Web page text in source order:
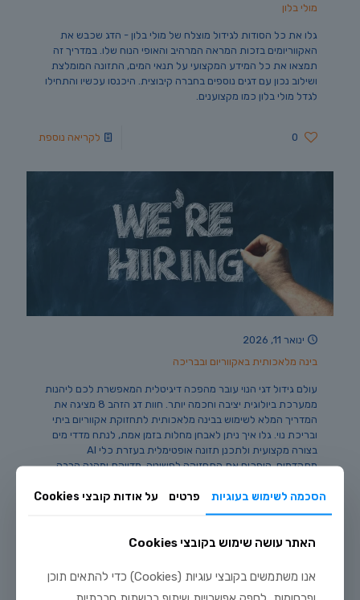
מולי בלון
גלו את כל הסודות לגידול מוצלח של מולי בלון - הדג שכבש את
האקווריומים בזכות המראה המרהיב והאופי הנוח שלו. במדריך זה
תמצאו את כל המידע המקצועי על תנאי המים, התזונה המומלצת
ושילוב נכון עם דגים נוספים בחברה קיבוצית. היכנסו עכשיו והתחילו
לגדל מולי בלון כמו מקצוענים.
0 לקריאה נוספת
ינואר 11, 2026
בינה מלאכותית באקווריום ובבריכה
עולם גידול דגי הנוי עובר מהפכה דיגיטלית המאפשרת לכם ליהנות
ממערכת ביולוגית יציבה וחכמה יותר. חוות דג הזהב 8 מציגה את
המדריך המלא לשימוש בבינה מלאכותית לתחזוקת אקווריום ביתי
ובריכת נוי. גלו איך ניתן לאבחן מחלות בזמן אמת, לנתח מדדי מים
בצורה מקצועית ולתכנן תזונה אופטימלית בעזרת כלי AI
מתקדמים. הופכים את התחזוקה לפשוטה, מדויקת ומהנה הרבה
הסכמה לשימוש בעוגיות פרטים על אודות קובצי Cookies
האתר עושה שימוש בקובצי Cookies
אנו משתמשים בקובצי עוגיות (Cookies) כדי להתאים תוכן